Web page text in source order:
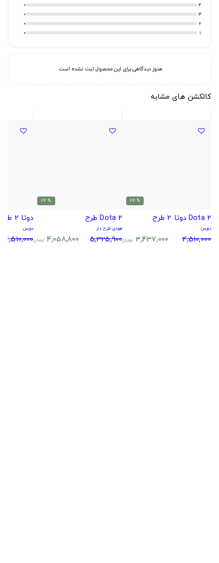
4
0
3
0
2
0
1
0
هنوز دیدگاهی برای این محصول ثبت نشده است.
کالکشن های مشابه
% 24
Dota 2 دوتا 2 طرح
دورس
4,510,000
3,437,000 تومان
% 24
Dota 2 طرح
هودی طرح دار
5,325,900
4,058,800 تومان
دوتا 2 طرح هیروی
دورس
4,510,000